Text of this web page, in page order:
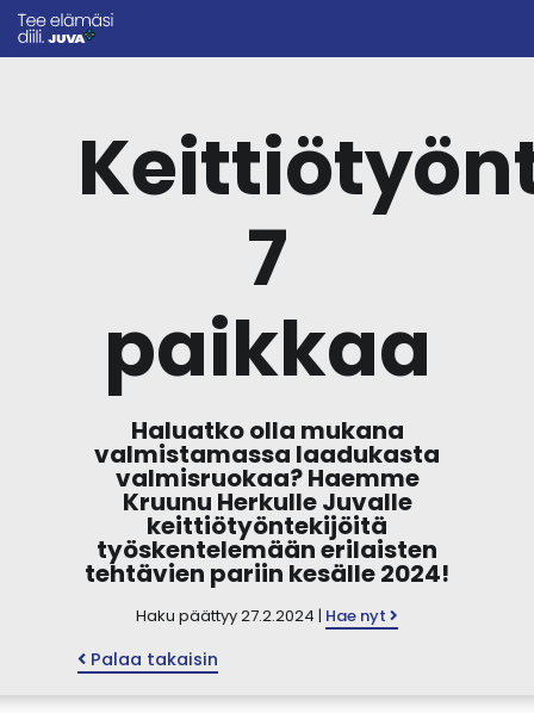
7
paikkaa
Haluatko olla mukana
valmistamassa laadukasta
valmisruokaa? Haemme
Kruunu Herkulle Juvalle
keittiötyöntekijöitä
työskentelemään erilaisten
tehtävien pariin kesälle 2024!
Haku päättyy 27.2.2024 | Hae nyt
Palaa takaisin